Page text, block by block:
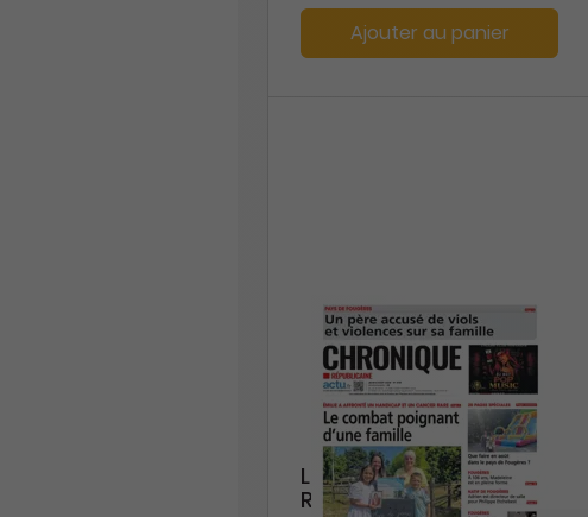
Ajouter au panier
La Chronique
Républicaine